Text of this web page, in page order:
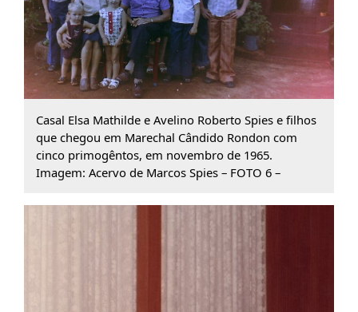
Casal Elsa Mathilde e Avelino Roberto Spies e filhos
que chegou em Marechal Cândido Rondon com
cinco primogêntos, em novembro de 1965.
Imagem: Acervo de Marcos Spies – FOTO 6 –